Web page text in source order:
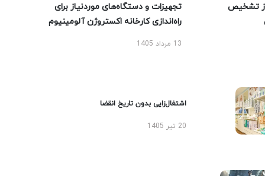
تشخیص
تجهیزات و دستگاه‌های موردنیاز برای
راه‌اندازی کارخانه اکستروژن آلومینیوم
13 مرداد 1405
اشتغال‌زایی بدون تاریخ انقضا
20 تیر 1405